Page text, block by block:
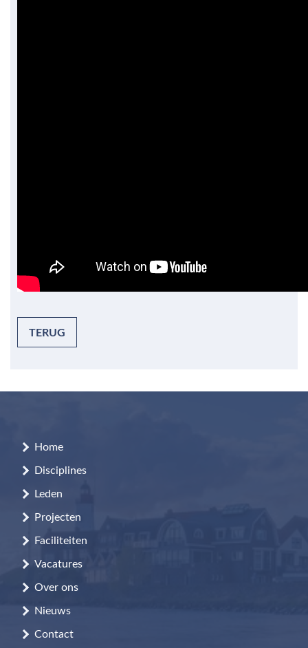
TERUG
Home
Disciplines
Leden
Projecten
Faciliteiten
Vacatures
Over ons
Nieuws
Contact